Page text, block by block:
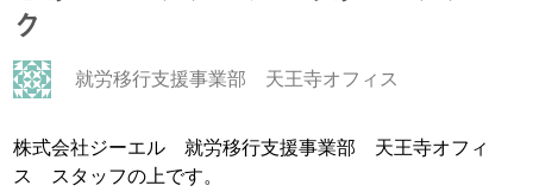
ク
就労移行支援事業部 天王寺オフィス
株式会社ジーエル 就労移行支援事業部 天王寺オフィ
ス スタッフの上です。